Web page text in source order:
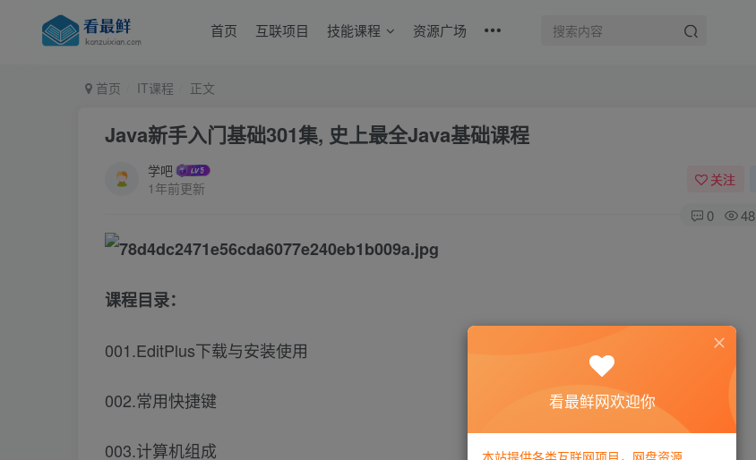
首页 互联项目 技能课程 资源广场
首页 IT课程 正文
Java新手入门基础301集, 史上最全Java基础课程
学吧
1年前更新
关注
0 48
课程目录：
001.EditPlus下载与安装使用
002.常用快捷键
003.计算机组成
看最鲜网欢迎你
本站提供各类互联网项目，网盘资源